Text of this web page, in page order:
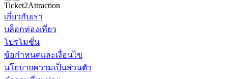
ติดต่อเรา
Line
Ticket2Attraction
เกี่ยวกับเรา
บล็อกท่องเที่ยว
โปรโมชั่น
ข้อกำหนดและเงื่อนไข
นโยบายความเป็นส่วนตัว